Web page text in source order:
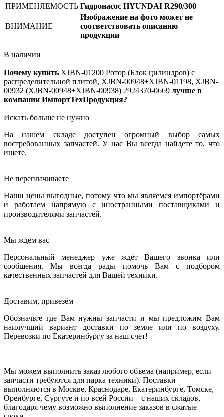
ПРИМЕНЯЕМОСТЬ Гидронасос HYUNDAI R290/300
ВНИМАНИЕ
Изображение на фото может не
соответствовать описанию
продукции
В наличии
Почему купить XJBN-01200 Ротор (Блок цилиндров) с
распределительной плитой, XJBN-00948+XJBN-01198, XJBN-
00932 (XJBN-00948+XJBN-00938) 2924370-0669 лучше в
компании ИмпортТехПродукция?
Искать больше не нужно
На нашем складе доступен огромный выбор самых
востребованных запчастей. У нас Вы всегда найдете то, что
ищете.
Не переплачиваете
Наши цены выгодные, потому что мы являемся импортёрами
и работаем напрямую с иностранными поставщиками и
производителями запчастей.
Мы ждём вас
Персональный менеджер уже ждёт Вашего звонка или
сообщения. Мы всегда рады помочь Вам с подбором
качественных запчастей для Вашей техники.
Доставим, привезём
Обозначьте где Вам нужны запчасти и мы предложим Вам
наилучший вариант доставки по земле или по воздуху.
Перевозки по Екатеринбургу за наш счет!
Мы можем выполнить заказ любого объема (например, если
запчасти требуются для парка техники). Поставки
выполняются в Москве, Краснодаре, Екатеринбурге, Томске,
Оренбурге, Сургуте и по всей России – с наших складов,
благодаря чему возможно выполнение заказов в сжатые